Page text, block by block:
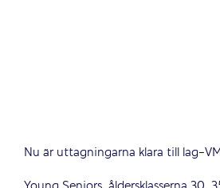
Nu är uttagningarna klara till lag-